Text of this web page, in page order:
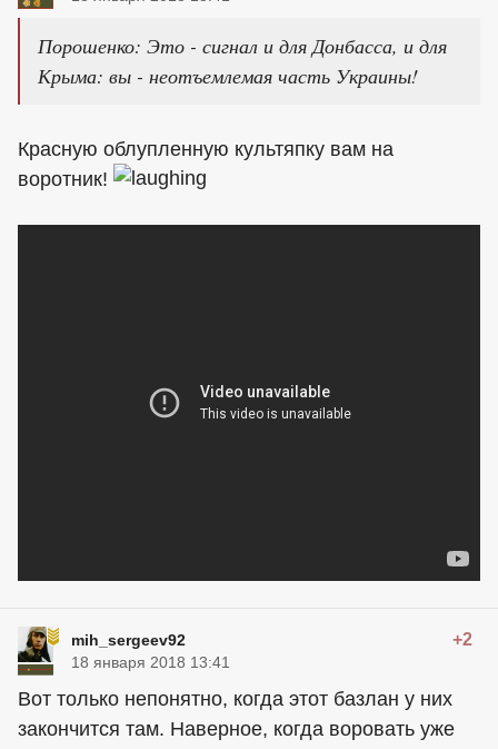
Порошенко: Это - сигнал и для Донбасса, и для
Крыма: вы - неотъемлемая часть Украины!
Красную облупленную культяпку вам на
воротник!
mih_sergeev92 +2
18 января 2018 13:41
Вот только непонятно, когда этот базлан у них
закончится там. Наверное, когда воровать уже